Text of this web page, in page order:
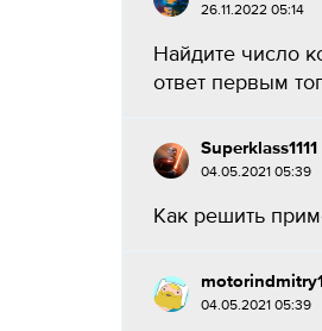
26.11.2022 05:14
Найдите число
ответ первым
Superklass1111
04.05.2021 05:39
Как решить
04.05.2021 05:39